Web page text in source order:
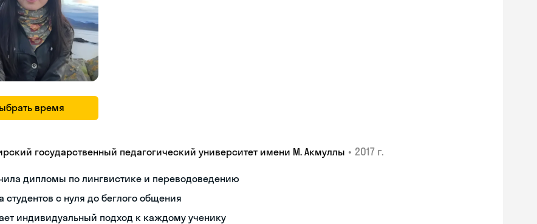
время
государственный педагогический университет имени М. Акмуллы • 2017 г.
дипломы по лингвистике и переводоведению
студентов с нуля до беглого общения
индивидуальный подход к каждому ученику